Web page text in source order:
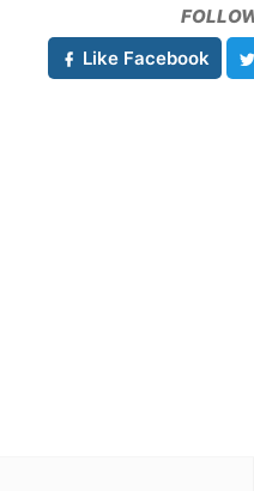
Like Facebook